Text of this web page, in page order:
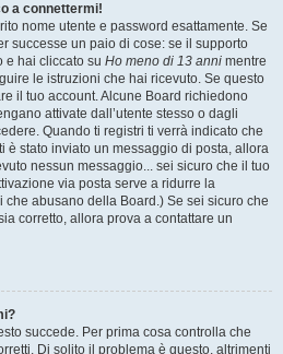
a connettermi!
nome utente e password esattamente. Se
successe un paio di cose: se il supporto
e hai cliccato su Ho meno di 13 anni mentre
le istruzioni che hai ricevuto. Se questo
il tuo account. Alcune Board richiedono
attivate dall’utente stesso o dagli
Quando ti registri ti verrà indicato che
è stato inviato un messaggio di posta, allora
nessun messaggio... sei sicuro che il tuo
via posta serve a ridurre la
abusano della Board.) Se sei sicuro che
corretto, allora prova a contattare un
succede. Per prima cosa controlla che
Di solito il problema è questo, altrimenti